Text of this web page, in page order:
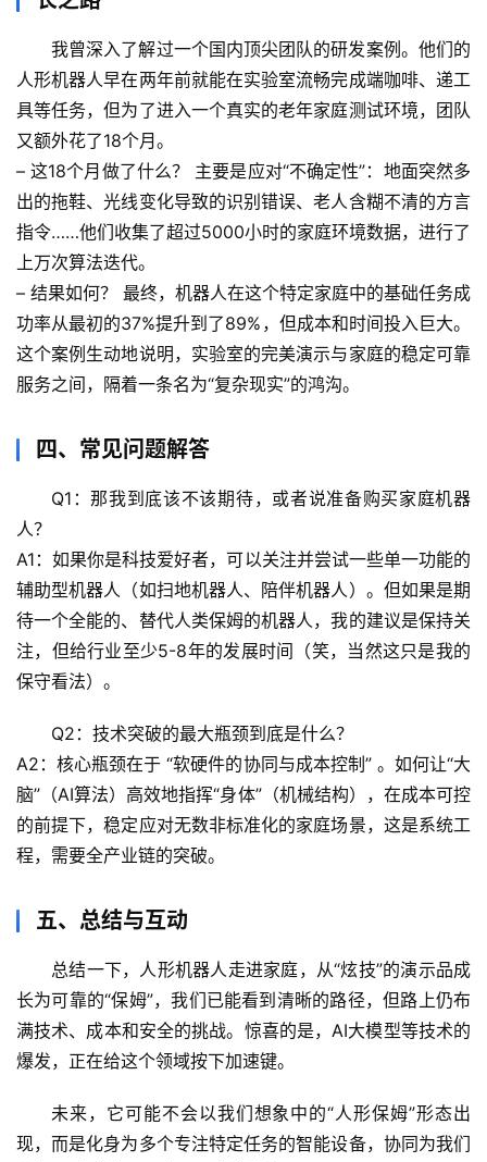
宇
宙
天
文
生
活
科
学
科
技
理
驿
站
辟
谣
我曾深入了解过一个国内顶尖团队的研发案例。他们的
人形机器人早在两年前就能在实验室流畅完成端咖啡、递工
具等任务，但为了进入一个真实的老年家庭测试环境，团队
又额外花了18个月。
– 这18个月做了什么？
主要是应对“不确定性”：地面突然多
出的拖鞋、光线变化导致的识别错误、老人含糊不清的方言
指令……他们收集了超过5000小时的家庭环境数据，进行了
上万次算法迭代。
– 结果如何？
最终，机器人在这个特定家庭中的基础任务成
功率从最初的37%提升到了89%，但成本和时间投入巨大。
这个案例生动地说明， 实验室的完美演示与家庭的稳定可靠
服务之间，隔着一条名为“复杂现实”的鸿沟。
四、常见问题解答
Q1：那我到底该不该期待，或者说准备购买家庭机器
人？
A1：如果你是科技爱好者，可以关注并尝试一些单一功能的
辅助型机器人（如扫地机器人、陪伴机器人）。但如果是期
待一个全能的、替代人类保姆的机器人，我的建议是保持关
注，但给行业至少5-8年的发展时间（笑，当然这只是我的
保守看法）。
Q2：技术突破的最大瓶颈到底是什么？
A2：核心瓶颈在于 “软硬件的协同与成本控制” 。如何让“大
脑”（AI算法）高效地指挥“身体”（机械结构），在成本可控
的前提下，稳定应对无数非标准化的家庭场景，这是系统工
程，需要全产业链的突破。
五、总结与互动
总结一下，人形机器人走进家庭，从“炫技”的演示品成
长为可靠的“保姆”，我们已能看到清晰的路径，但路上仍布
满技术、成本和安全的挑战。惊喜的是，AI大模型等技术的
爆发，正在给这个领域按下加速键。
未来，它可能不会以我们想象中的“人形保姆”形态出
现，而是化身为多个专注特定任务的智能设备，协同为我们